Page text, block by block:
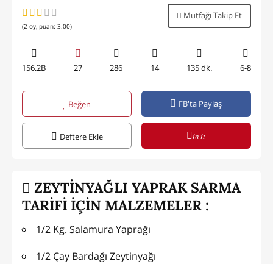
(2 oy, puan: 3.00)
Mutfağı Takip Et
156.2B 27 286 14 135 dk. 6-8
Beğen FB'ta Paylaş
Deftere Ekle in it
ZEYTİNYAĞLI YAPRAK SARMA
TARİFİ İÇİN MALZEMELER :
1/2 Kg. Salamura Yaprağı
1/2 Çay Bardağı Zeytinyağı